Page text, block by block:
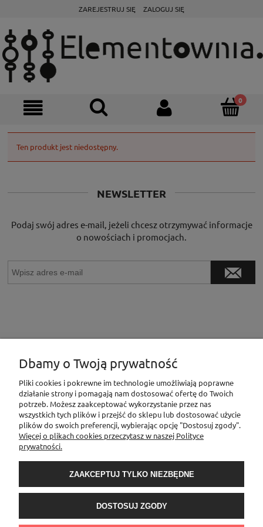
ZAREJESTRUJ SIĘ ZALOGUJ SIĘ
Ten produkt jest niedostępny.
NEWSLETTER
Podaj swój adres e-mail, jeżeli chcesz otrzymywać informacje
o nowościach i promocjach.
INFORMACJE
MOJE KONTO
O NAS
Sklep Elementownia |Al. Niepodległości 76/78, 02-626 Warszawa, woj.
Dbamy o Twoją prywatność
Pliki cookies i pokrewne im technologie umożliwiają poprawne
działanie strony i pomagają nam dostosować ofertę do Twoich
potrzeb. Możesz zaakceptować wykorzystanie przez nas
wszystkich tych plików i przejść do sklepu lub dostosować użycie
plików do swoich preferencji, wybierając opcję "Dostosuj zgody".
Więcej o plikach cookies przeczytasz w naszej Polityce
prywatności.
ZAAKCEPTUJ TYLKO NIEZBĘDNE
DOSTOSUJ ZGODY